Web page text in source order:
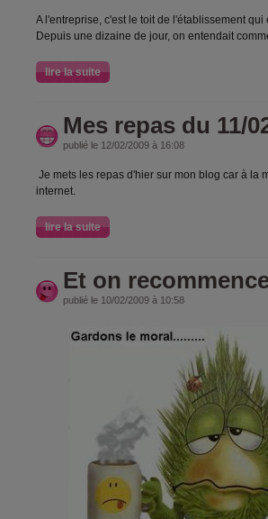
A l'entreprise, c'est le toit de l'établissement
Depuis une dizaine de jour, on entendait
lire la suite
Mes repas du 11/
publié le 12/02/2009 à 16:08
Je mets les repas d'hier sur mon blog car à la
internet.
lire la suite
Et on
publié le 10/02/2009 à 10:58